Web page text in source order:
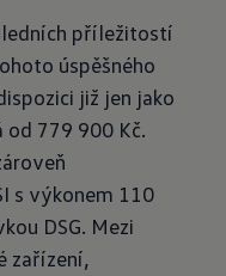
příležitostí
úspěšného
již jen jako
od 779 900 Kč.
s výkonem 110
DSG. Mezi
zařízení,